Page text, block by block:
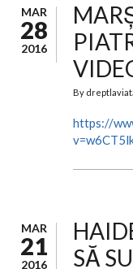
MAR
28
2016
By
https://
MAR
21
2016
SĂ